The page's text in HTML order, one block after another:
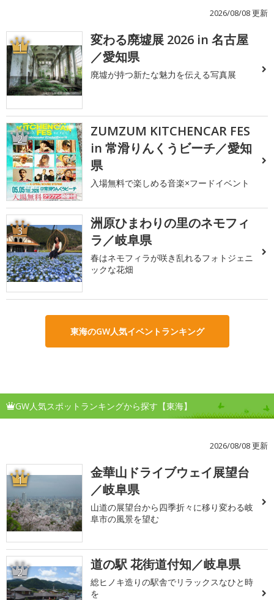
2026/08/08 更新
1
変わる廃墟展 2026 in 名古屋
／愛知県
廃墟が持つ新たな魅力を伝える写真展
2
ZUMZUM KITCHENCAR FES
in 常滑りんくうビーチ／愛知
県
入場無料で楽しめる音楽×フードイベント
3
洲原ひまわりの里のネモフィ
ラ／岐阜県
春はネモフィラが咲き乱れるフォトジェニ
ックな花畑
東海のGW人気イベントランキング
GW人気スポットランキングから探す【東海】
2026/08/08 更新
1
金華山ドライブウェイ展望台
／岐阜県
山道の展望台から四季折々に移り変わる岐
阜市の風景を望む
2 道の駅 花街道付知／岐阜県
総ヒノキ造りの駅舎でリラックスなひと時
を